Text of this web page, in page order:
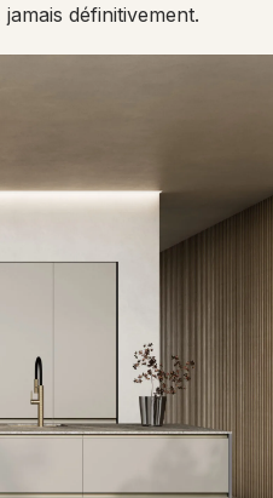
jamais définitivement.